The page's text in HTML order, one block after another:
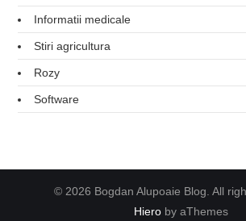
Informatii medicale
Stiri agricultura
Rozy
Software
© 2026 Bogdan Alupoaie Blog. All
Hieroby aThemes